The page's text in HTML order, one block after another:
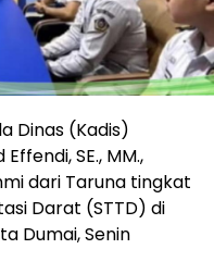
Dinas (Kadis)
SE., MM.,
dari Taruna tingkat
Darat (STTD) di
Dumai, Senin